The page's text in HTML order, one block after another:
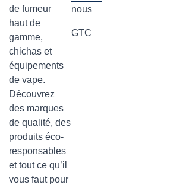
de fumeur
haut de
gamme,
chichas et
équipements
de vape.
Découvrez
des marques
de qualité, des
produits éco-
responsables
et tout ce qu’il
vous faut pour
nous
GTC